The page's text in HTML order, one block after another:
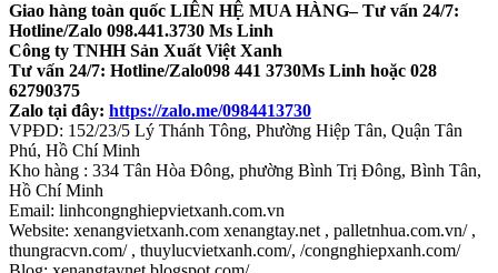
Giao hàng toàn quốc LIÊN HỆ MUA HÀNG– Tư vấn 24/7:
Hotline/Zalo 098.441.3730 Ms Linh
Công ty TNHH Sản Xuất Việt Xanh
Tư vấn 24/7: Hotline/Zalo098 441 3730Ms Linh hoặc 028
62790375
Zalo tại đây: https://zalo.me/0984413730
VPĐD: 152/23/5 Lý Thánh Tông, Phường Hiệp Tân, Quận Tân
Phú, Hồ Chí Minh
Kho hàng : 334 Tân Hòa Đông, phường Bình Trị Đông, Bình Tân,
Hồ Chí Minh
Email: linhcongnghiepvietxanh.com.vn
Website: xenangvietxanh.com xenangtay.net , palletnhua.com.vn/ ,
thungracvn.com/ , thuylucvietxanh.com/, /congnghiepxanh.com/